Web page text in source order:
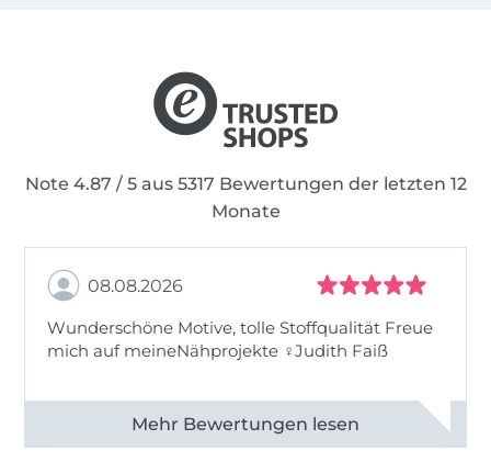
Note 4.87 / 5 aus 5317 Bewertungen der letzten 12
Monate
08.08.2026
Wunderschöne Motive, tolle Stoffqualität Freue
mich auf meineNähprojekte ♀Judith Faiß
Alle 82990 Bewertungen ansehen